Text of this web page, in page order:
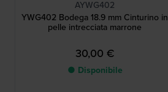
AYWG402
YWG402 Bodega 18.9 mm Cinturino in
pelle intrecciata marrone
30,00 €
● Disponibile